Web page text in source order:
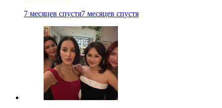
7 месяцев спустя7 месяцев спустя